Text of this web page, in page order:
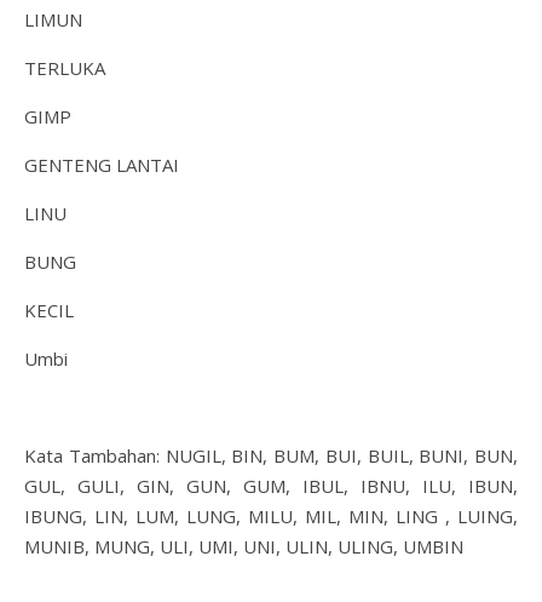
LIMUN
TERLUKA
GIMP
GENTENG LANTAI
LINU
BUNG
KECIL
Umbi
Kata Tambahan: NUGIL, BIN, BUM, BUI, BUIL, BUNI, BUN,
GUL, GULI, GIN, GUN, GUM, IBUL, IBNU, ILU, IBUN,
IBUNG, LIN, LUM, LUNG, MILU, MIL, MIN, LING , LUING,
MUNIB, MUNG, ULI, UMI, UNI, ULIN, ULING, UMBIN